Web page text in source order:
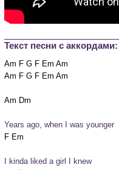
Текст песни c аккордами:
Am F G F Em Am
Am F G F Em Am
Years ago, when I was younger
I kinda liked a girl I knew